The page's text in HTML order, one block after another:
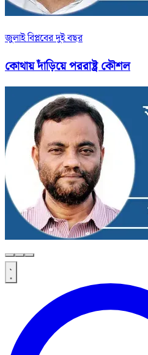
জুলাই বিপ্লবের দুই বছর
কোথায় দাঁড়িয়ে পররাষ্ট্র কৌশল